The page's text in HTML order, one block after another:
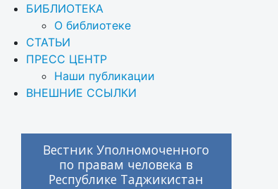
БИБЛИОТЕКА
О библиотеке
СТАТЬИ
ПРЕСС ЦЕНТР
Наши публикации
ВНЕШНИЕ ССЫЛКИ
Вестник Уполномоченного
по правам человека в
Республике Таджикистан